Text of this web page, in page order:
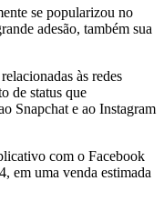
se popularizou no
adesão, também sua
às redes
de status que
Snapchat e ao Instagram
com o Facebook
em uma venda estimada